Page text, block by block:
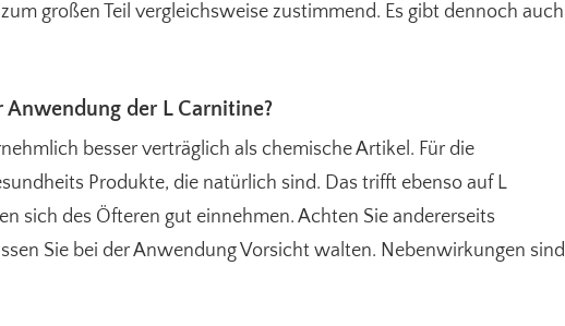
großen Teil vergleichsweise zustimmend. Es gibt dennoch auch
Anwendung der L Carnitine?
besser verträglich als chemische Artikel. Für die
Produkte, die natürlich sind. Das trifft ebenso auf L
sich des Öfteren gut einnehmen. Achten Sie andererseits
Sie bei der Anwendung Vorsicht walten. Nebenwirkungen sind